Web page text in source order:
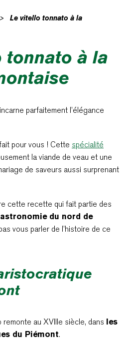
>
Le vitello tonnato à la
tonnato à la
parfaitement l’élégance
pour vous ! Cette spécialité
la viande de veau et une
de saveurs aussi surprenant
cette recette qui fait partie des
du nord de
vous parler de l’histoire de ce
remonte au XVIIIe siècle, dans les
du Piémont.